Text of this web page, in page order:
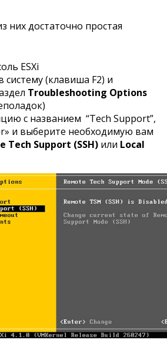
них достаточно простая
ESXi
систему (клавиша F2) и
Troubleshooting Options
с названием “Tech Support”,
и выберите необходимую вам
Tech Support (SSH) или Local